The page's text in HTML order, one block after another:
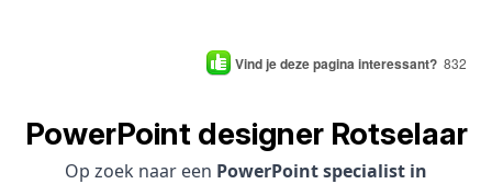
Vind je deze pagina interessant? 832
PowerPoint designer Rotselaar
Op zoek naar een PowerPoint specialist in